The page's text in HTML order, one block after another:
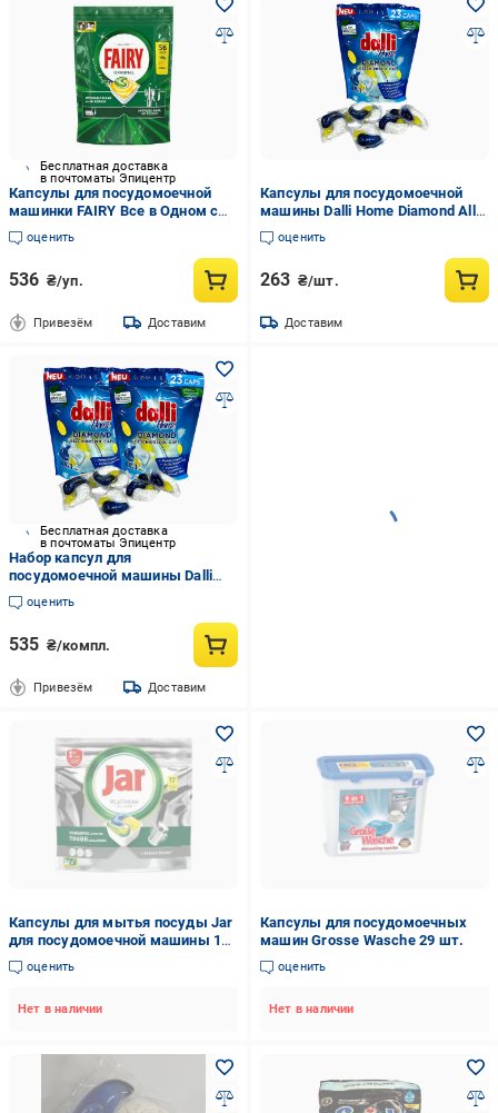
Бесплатная доставка
в почтоматы Эпицентр
Капсулы для посудомоечной
машинки FAIRY Все в Одном с
ароматом лимона 56 шт.
оценить
536 ₴/уп.
Привезём Доставим
Капсулы для посудомоечной
машины Dalli Home Diamond All
in 1 23 шт. (03119)
оценить
263 ₴/шт.
Доставим
Бесплатная доставка
в почтоматы Эпицентр
Набор капсул для
посудомоечной машины Dalli
Home Diamond All 1 23 шт./2 уп.
(03119-2)
оценить
535 ₴/компл.
Привезём Доставим
Капсулы для мытья посуды Jar
для посудомоечной машины 17
шт.(382646850)
оценить
Нет в наличии
Капсулы для посудомоечных
машин Grosse Wasche 29 шт.
оценить
Нет в наличии